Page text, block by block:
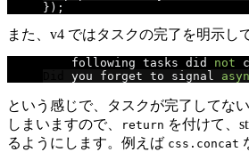
});
また、v4 ではタスクの完了を明示し
following tasks did not
you forget to signal
という感じで、タスクが完了してな
しまいますので、
return を付けて、
るようにします。例えば css.concat